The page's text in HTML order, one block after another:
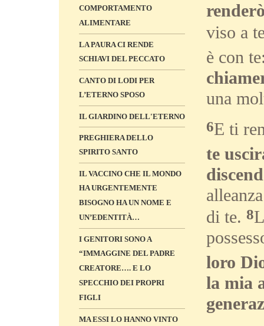
COMPORTAMENTO
ALIMENTARE
LA PAURA CI RENDE
SCHIAVI DEL PECCATO
CANTO DI LODI PER
L’ETERNO SPOSO
IL GIARDINO DELL'ETERNO
PREGHIERA DELLO
SPIRITO SANTO
IL VACCINO CHE IL MONDO
HA URGENTEMENTE
BISOGNO HA UN NOME E
UN’EDENTITÀ…
I GENITORI SONO A
“IMMAGGINE DEL PADRE
CREATORE…. E LO
SPECCHIO DEI PROPRI
FIGLI
MA ESSI LO HANNO VINTO
viso a
è con
una
6E ti
te
di te. 8
loro
la mia